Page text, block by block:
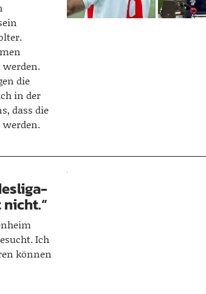
die
in der
dass die
werden.
Ich
können